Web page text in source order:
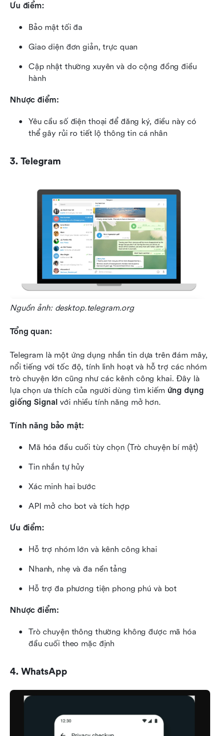
Ưu điểm:
Bảo mật tối đa
Giao diện đơn giản, trực quan
Cập nhật thường xuyên và do cộng đồng điều
hành
Nhược điểm:
Yêu cầu số điện thoại để đăng ký, điều này có
thể gây rủi ro tiết lộ thông tin cá nhân
3. Telegram
Nguồn ảnh: desktop.telegram.org
Tổng quan:
Telegram là một ứng dụng nhắn tin dựa trên đám mây,
nổi tiếng với tốc độ, tính linh hoạt và hỗ trợ các nhóm
trò chuyện lớn cũng như các kênh công khai. Đây là
lựa chọn ưa thích của người dùng tìm kiếm ứng dụng
giống Signal với nhiều tính năng mở hơn.
Tính năng bảo mật:
Mã hóa đầu cuối tùy chọn (Trò chuyện bí mật)
Tin nhắn tự hủy
Xác minh hai bước
API mở cho bot và tích hợp
Ưu điểm:
Hỗ trợ nhóm lớn và kênh công khai
Nhanh, nhẹ và đa nền tảng
Hỗ trợ đa phương tiện phong phú và bot
Nhược điểm:
Trò chuyện thông thường không được mã hóa
đầu cuối theo mặc định
4. WhatsApp